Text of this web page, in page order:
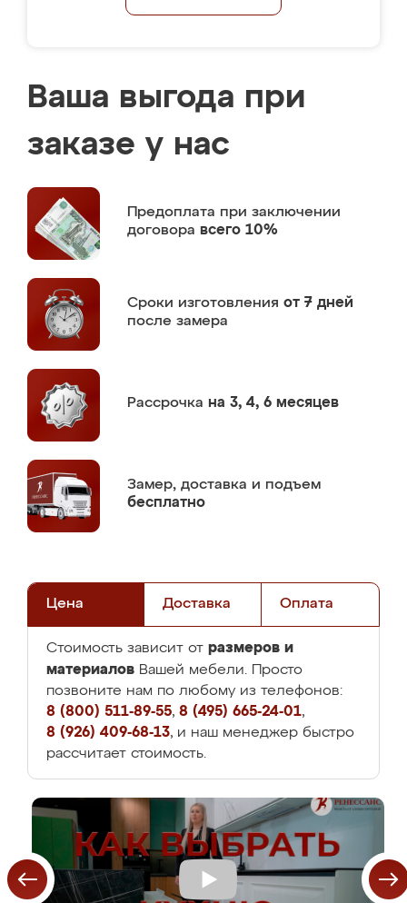
Ваша выгода при
заказе у нас
Предоплата при заключении
договора всего 10%
Сроки изготовления от 7 дней
после замера
Рассрочка на 3, 4, 6 месяцев
Замер, доставка и подъем
бесплатно
Цена Доставка Оплата
Стоимость зависит от размеров и
материалов Вашей мебели. Просто
позвоните нам по любому из телефонов:
8 (800) 511-89-55, 8 (495) 665-24-01,
8 (926) 409-68-13, и наш менеджер быстро
рассчитает стоимость.